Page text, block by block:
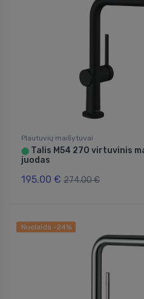
Plautuvių maišytuvai
⬤ Talis M54 270 virtuvinis
juodas
195.00 € 274.00 €
Nuolaida -24%